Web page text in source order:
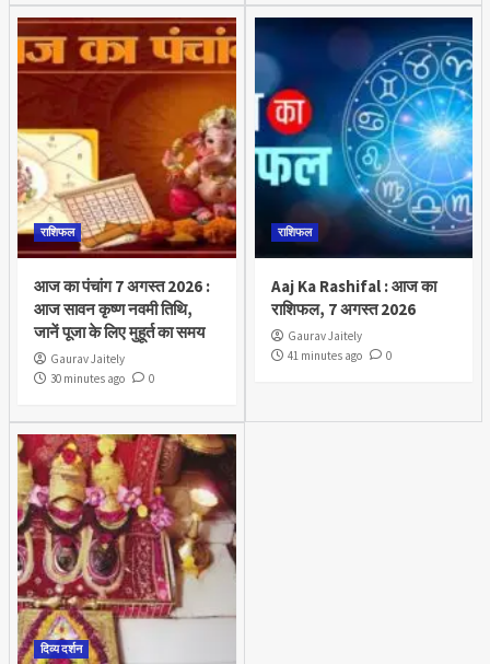
राशिफल
आज का पंचांग 7 अगस्त 2026 :
आज सावन कृष्ण नवमी तिथि,
जानें पूजा के लिए मुहूर्त का समय
Gaurav Jaitely
30 minutes ago
0
राशिफल
Aaj Ka Rashifal : आज का
राशिफल, 7 अगस्त 2026
Gaurav Jaitely
41 minutes ago
0
दिव्य दर्शन